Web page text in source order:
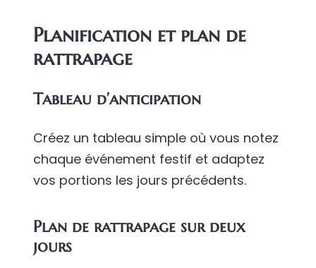
Planification et plan de
rattrapage
Tableau d’anticipation
Créez un tableau simple où vous notez
chaque événement festif et adaptez
vos portions les jours précédents.
Plan de rattrapage sur deux
jours